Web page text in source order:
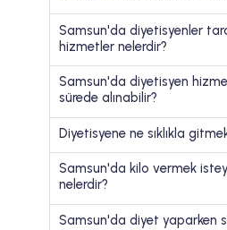
Samsun'da diyetisyenler
hizmetler nelerdir?
Samsun'da diyetisyen
sürede alınabilir?
Diyetisyene ne sıklıkla
Samsun'da kilo vermek
nelerdir?
Samsun'da diyet yaparken